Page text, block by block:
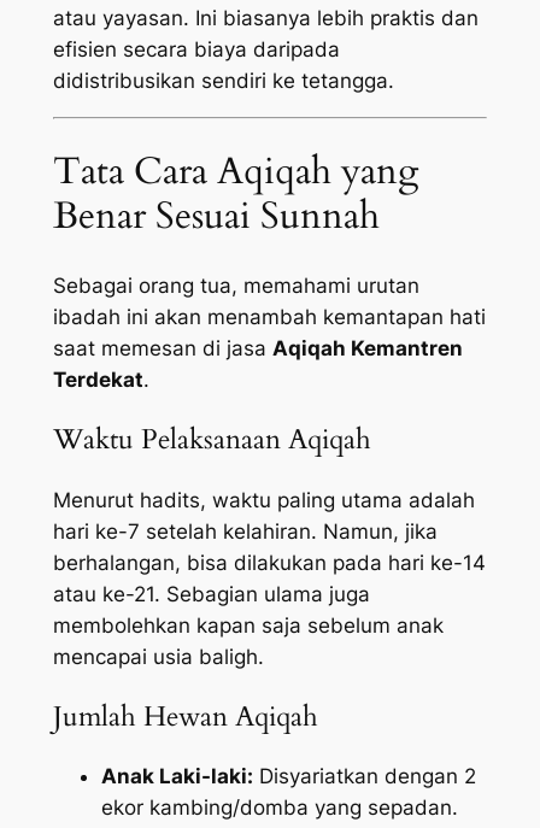
atau yayasan. Ini biasanya lebih praktis dan
efisien secara biaya daripada
didistribusikan sendiri ke tetangga.
Tata Cara Aqiqah yang
Benar Sesuai Sunnah
Sebagai orang tua, memahami urutan
ibadah ini akan menambah kemantapan hati
saat memesan di jasa Aqiqah Kemantren
Terdekat.
Waktu Pelaksanaan Aqiqah
Menurut hadits, waktu paling utama adalah
hari ke-7 setelah kelahiran. Namun, jika
berhalangan, bisa dilakukan pada hari ke-14
atau ke-21. Sebagian ulama juga
membolehkan kapan saja sebelum anak
mencapai usia baligh.
Jumlah Hewan Aqiqah
Anak Laki-laki: Disyariatkan dengan 2
ekor kambing/domba yang sepadan.